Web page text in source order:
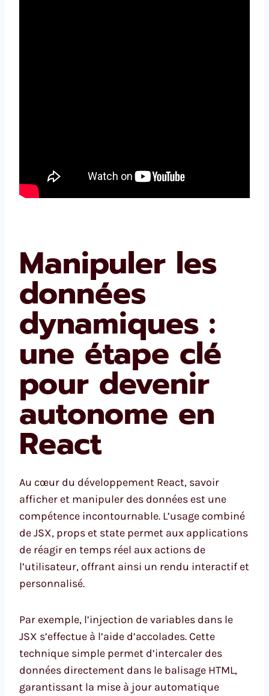
Manipuler les
données
dynamiques :
une étape clé
pour devenir
autonome en
React
Au cœur du développement React, savoir
afficher et manipuler des données est une
compétence incontournable. L’usage combiné
de JSX, props et state permet aux applications
de réagir en temps réel aux actions de
l’utilisateur, offrant ainsi un rendu interactif et
personnalisé.
Par exemple, l’injection de variables dans le
JSX s’effectue à l’aide d’accolades. Cette
technique simple permet d’intercaler des
données directement dans le balisage HTML,
garantissant la mise à jour automatique